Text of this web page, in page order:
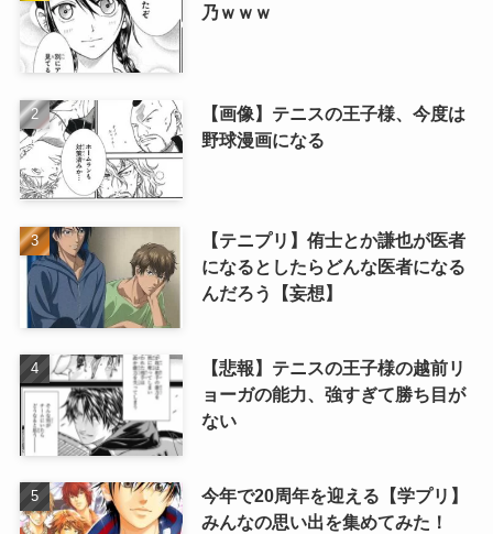
乃ｗｗｗ
【画像】テニスの王子様、今度は
野球漫画になる
【テニプリ】侑士とか謙也が医者
になるとしたらどんな医者になる
んだろう【妄想】
【悲報】テニスの王子様の越前リ
ョーガの能力、強すぎて勝ち目が
ない
今年で20周年を迎える【学プリ】
みんなの思い出を集めてみた！